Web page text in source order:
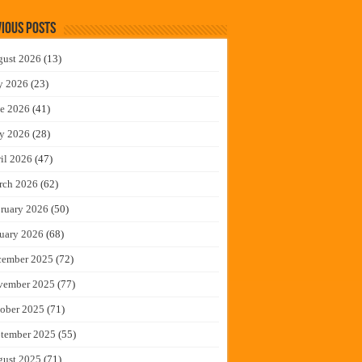
Posts
2026 (13)
2026 (23)
2026 (41)
2026 (28)
2026 (47)
2026 (62)
2026 (50)
2026 (68)
2025 (72)
2025 (77)
2025 (71)
2025 (55)
2025 (71)